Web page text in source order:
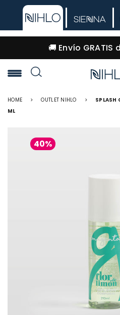
🚚 Envío
NIHLO
HOME > OUTLET NIHLO >
SPLASH
ML
40%